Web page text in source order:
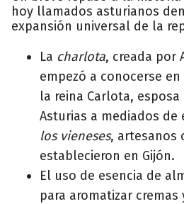
hoy llamados asturianos
expansión universal de la
La charlota, creada por
empezó a conocerse
la reina Carlota,
Asturias a mediados
los vieneses, artesanos
establecieron en Gijón.
El uso de esencia de
para aromatizar